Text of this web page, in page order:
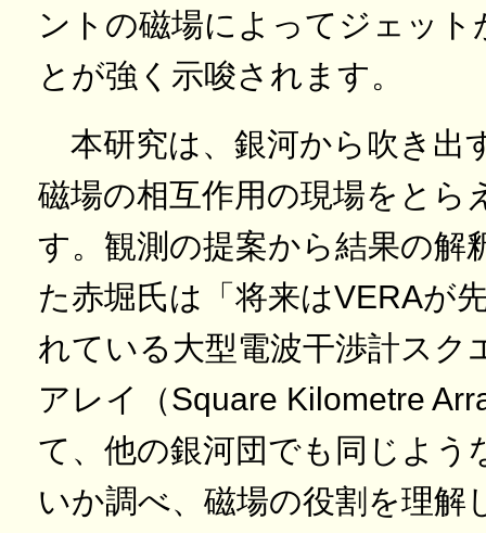
ントの磁場によってジェッ
とが強く示唆されます。
本研究は、銀河から吹き出
磁場の相互作用の現場をとら
す。観測の提案から結果の解
た赤堀氏は「将来はVERAが
れている大型電波干渉計スク
アレイ（Square Kilometre
て、他の銀河団でも同じよう
いか調べ、磁場の役割を理解